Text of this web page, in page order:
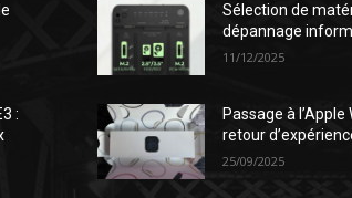
:
Sélection de
dépannage
11/12/2025
Passage à l’Apple
retour
25/09/2025